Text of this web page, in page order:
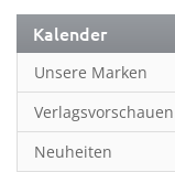
Kalender
Unsere Marken
Verlagsvorschauen
Neuheiten